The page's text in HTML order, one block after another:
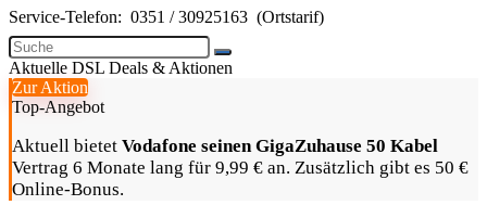
Service-Telefon: 0351 / 30925163 (Ortstarif)
Aktuelle DSL Deals & Aktionen
Zur Aktion
Top-Angebot
Aktuell bietet Vodafone seinen GigaZuhause 50 Kabel
Vertrag 6 Monate lang für 9,99 € an. Zusätzlich gibt es 50 €
Online-Bonus.